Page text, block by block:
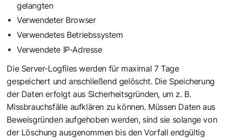
gelangten
Verwendeter Browser
Verwendetes Betriebssystem
Verwendete IP-Adresse
Die Server-Logfiles werden für maximal 7 Tage
gespeichert und anschließend gelöscht. Die Speicherung
der Daten erfolgt aus Sicherheitsgründen, um z. B.
Missbrauchsfälle aufklären zu können. Müssen Daten aus
Beweisgründen aufgehoben werden, sind sie solange von
der Löschung ausgenommen bis den Vorfall endgültig